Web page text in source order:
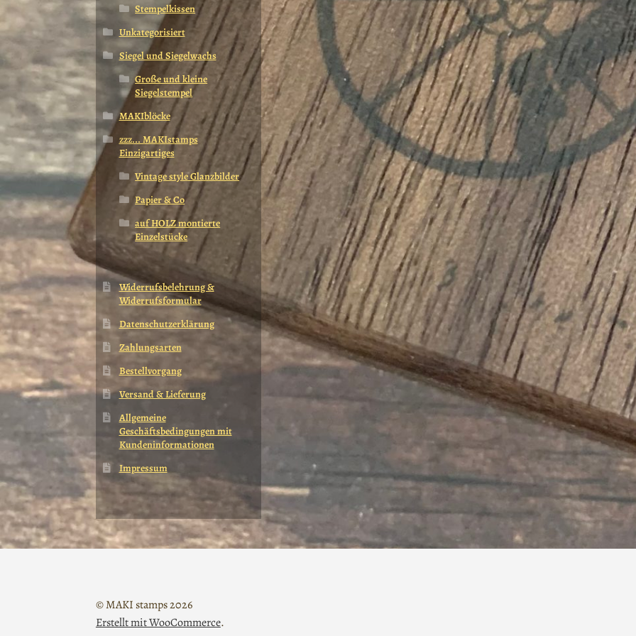
Stempelkissen
Unkategorisiert
Siegel und Siegelwachs
Große und kleine
Siegelstempel
MAKIblöcke
zzz... MAKIstamps
Einzigartiges
Vintage style Glanzbilder
Papier & Co
auf HOLZ montierte
Einzelstücke
Widerrufsbelehrung &
Widerrufsformular
Datenschutzerklärung
Zahlungsarten
Bestellvorgang
Versand & Lieferung
Allgemeine
Geschäftsbedingungen mit
Kundeninformationen
Impressum
© MAKI stamps 2026
Erstellt mit WooCommerce.